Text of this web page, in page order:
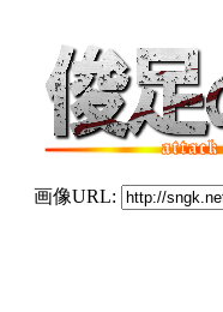
画像URL: